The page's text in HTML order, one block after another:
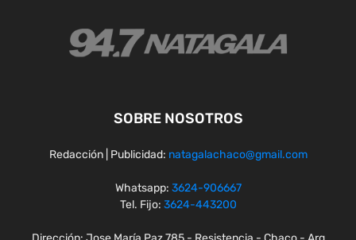
SOBRE NOSOTROS
Redacción | Publicidad: natagalachaco@gmail.com
Whatsapp: 3624-906667
Tel. Fijo: 3624-443200